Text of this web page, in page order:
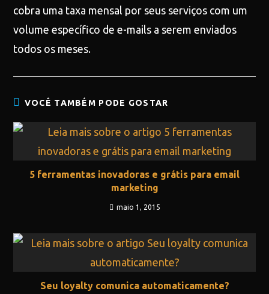
cobra uma taxa mensal por seus serviços com um
volume específico de e-mails a serem enviados
todos os meses.
VOCÊ TAMBÉM PODE GOSTAR
5 ferramentas inovadoras e grátis para email
marketing
maio 1, 2015
Seu loyalty comunica automaticamente?